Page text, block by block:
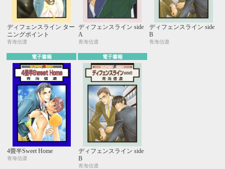
ディフェンスライン ター
ニングポイント
青海信濃
ディフェンスライン side
A
青海信濃
ディフェンスライン side
B
青海信濃
電子書籍
4畳半Sweet Home
青海信濃
電子書籍
ディフェンスライン side
B
青海信濃